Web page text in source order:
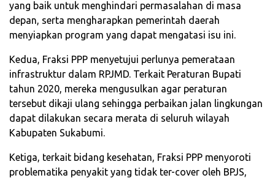
yang baik untuk menghindari permasalahan di masa
depan, serta mengharapkan pemerintah daerah
menyiapkan program yang dapat mengatasi isu ini.
Kedua, Fraksi PPP menyetujui perlunya pemerataan
infrastruktur dalam RPJMD. Terkait Peraturan Bupati
tahun 2020, mereka mengusulkan agar peraturan
tersebut dikaji ulang sehingga perbaikan jalan lingkungan
dapat dilakukan secara merata di seluruh wilayah
Kabupaten Sukabumi.
Ketiga, terkait bidang kesehatan, Fraksi PPP menyoroti
problematika penyakit yang tidak ter-cover oleh BPJS,